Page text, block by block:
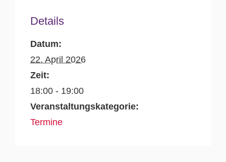
Details
Datum:
22. April 2026
Zeit:
18:00 - 19:00
Veranstaltungskategorie:
Termine